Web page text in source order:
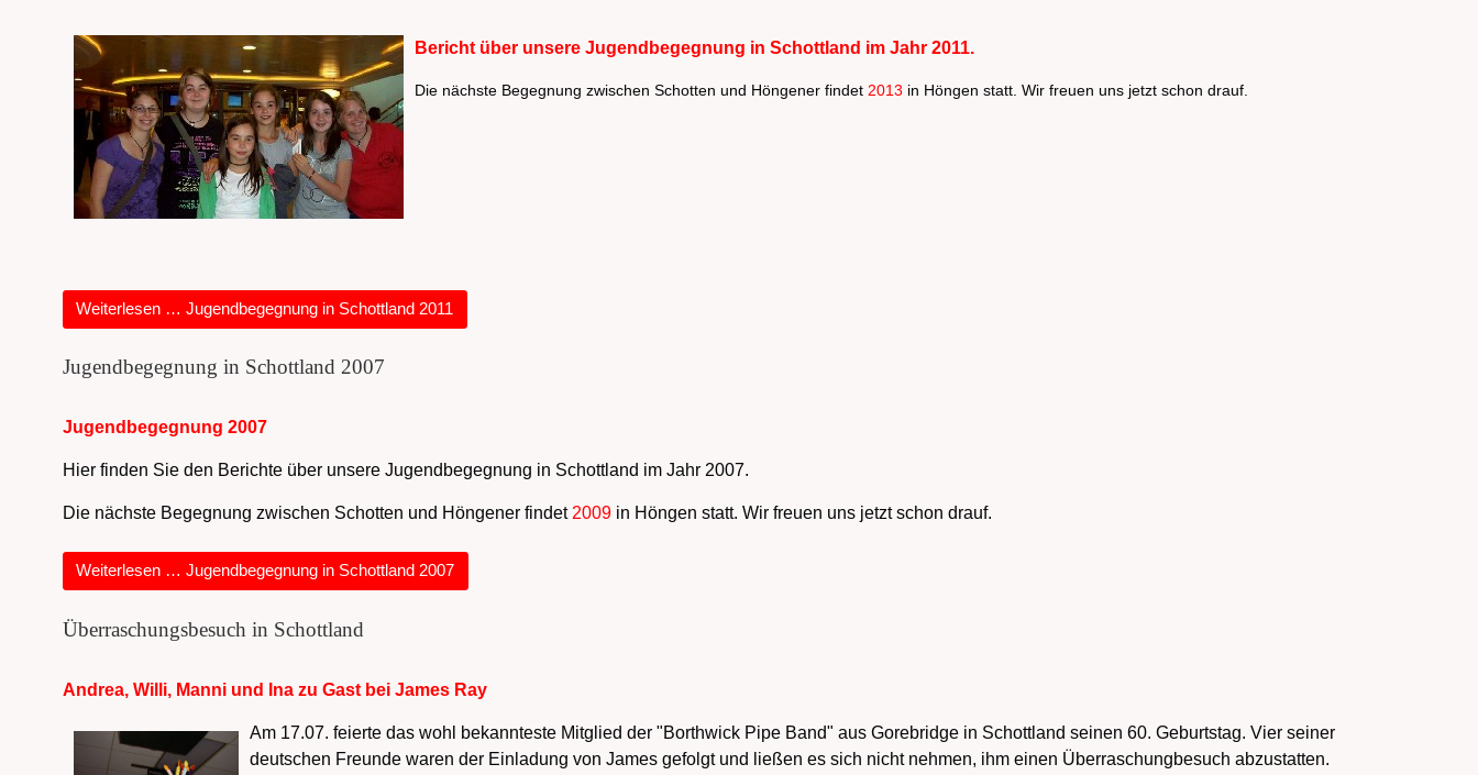
Bericht über unsere Jugendbegegnung in Schottland im Jahr 2011.
Die nächste Begegnung zwischen Schotten und Höngener findet 2013 in Höngen statt. Wir freuen uns jetzt schon drauf.
Weiterlesen … Jugendbegegnung in Schottland 2011
Jugendbegegnung in Schottland 2007
Jugendbegegnung 2007
Hier finden Sie den Berichte über unsere Jugendbegegnung in Schottland im Jahr 2007.
Die nächste Begegnung zwischen Schotten und Höngener findet 2009 in Höngen statt. Wir freuen uns jetzt schon drauf.
Weiterlesen … Jugendbegegnung in Schottland 2007
Überraschungsbesuch in Schottland
Andrea, Willi, Manni und Ina zu Gast bei James Ray
Am 17.07. feierte das wohl bekannteste Mitglied der "Borthwick Pipe Band" aus Gorebridge in Schottland seinen 60. Geburtstag. Vier seiner
deutschen Freunde waren der Einladung von James gefolgt und ließen es sich nicht nehmen, ihm einen Überraschungbesuch abzustatten.